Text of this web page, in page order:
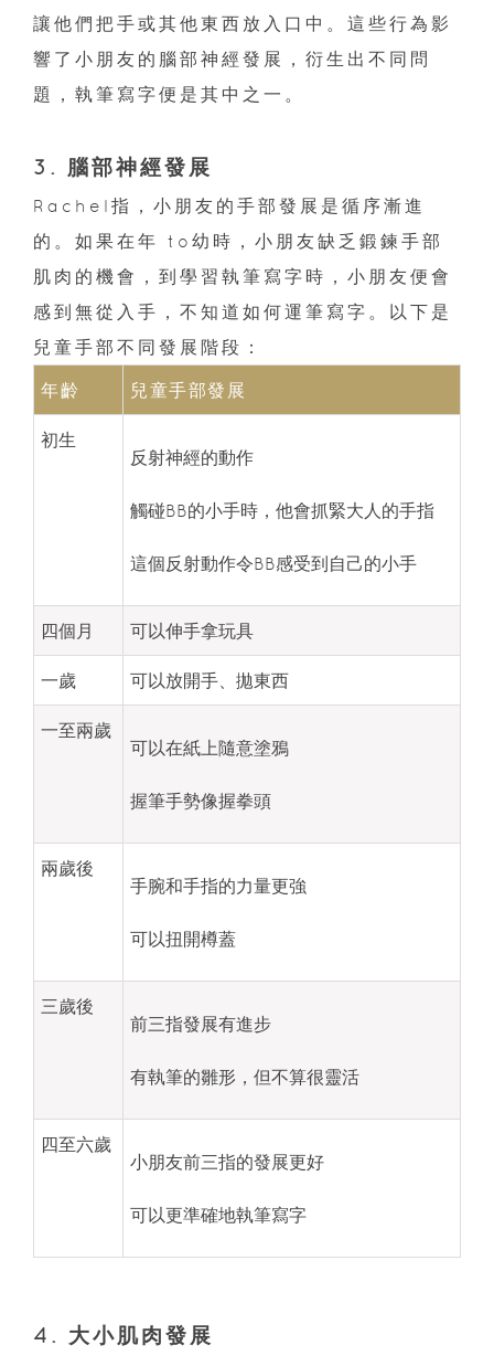
讓他們把手或其他東西放入口中。這些行為影
響了小朋友的腦部神經發展，衍生出不同問
題，執筆寫字便是其中之一。
3. 腦部神經發展
Rachel指，小朋友的手部發展是循序漸進
的。如果在年 to幼時，小朋友缺乏鍛鍊手部
肌肉的機會，到學習執筆寫字時，小朋友便會
感到無從入手，不知道如何運筆寫字。以下是
兒童手部不同發展階段：
年齡 兒童手部發展
初生
反射神經的動作
觸碰BB的小手時，他會抓緊大人的手指
這個反射動作令BB感受到自己的小手
四個月 可以伸手拿玩具
一歲 可以放開手、拋東西
一至兩歲
可以在紙上隨意塗鴉
握筆手勢像握拳頭
兩歲後
手腕和手指的力量更強
可以扭開樽蓋
三歲後
前三指發展有進步
有執筆的雛形，但不算很靈活
四至六歲
小朋友前三指的發展更好
可以更準確地執筆寫字
4. 大小肌肉發展